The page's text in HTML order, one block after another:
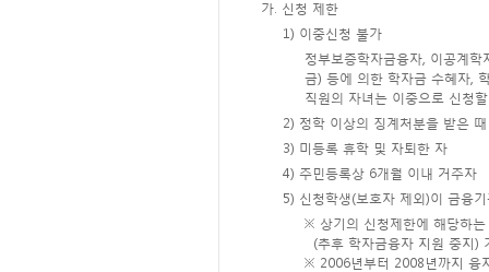
가. 신청 제한
1) 이중신청 불가
정부보증학자금융자, 이공계
금) 등에 의한 학자금 수혜자,
직원의 자녀는 이중으로 신청
2) 정학 이상의 징계처분을 받은 때
3) 미등록 휴학 및 자퇴한 자
4) 주민등록상 6개월 이내 거주자
5) 신청학생(보호자 제외)이 금융
※ 상기의 신청제한에 해당하
(추후 학자금융자 지원 중지)
※ 2006년부터 2008년까지 융